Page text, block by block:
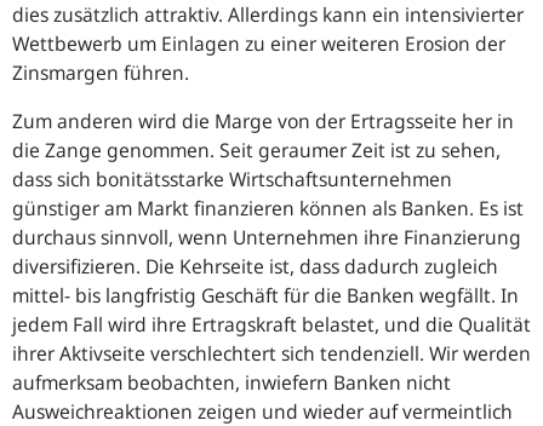
dies zusätzlich attraktiv. Allerdings kann ein intensivierter
Wettbewerb um Einlagen zu einer weiteren Erosion der
Zinsmargen führen.
Zum anderen wird die Marge von der Ertragsseite her in
die Zange genommen. Seit geraumer Zeit ist zu sehen,
dass sich bonitätsstarke Wirtschafts­unternehmen
günstiger am Markt finanzieren können als Banken. Es ist
durchaus sinnvoll, wenn Unternehmen ihre Finanzierung
diversifizieren. Die Kehrseite ist, dass dadurch zugleich
mittel- bis langfristig Geschäft für die Banken wegfällt. In
jedem Fall wird ihre Ertragskraft belastet, und die Qualität
ihrer Aktivseite verschlechtert sich tendenziell. Wir werden
aufmerksam beobachten, inwiefern Banken nicht
Ausweichreaktionen zeigen und wieder auf vermeintlich